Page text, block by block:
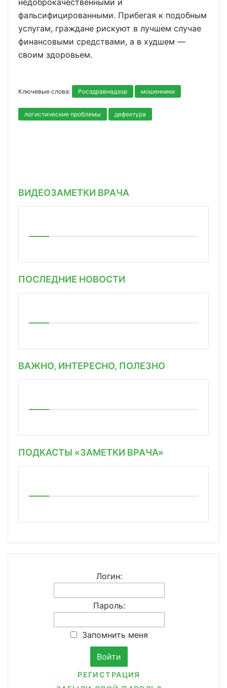
недоброкачественными и
фальсифицированными. Прибегая к подобным
услугам, граждане рискуют в лучшем случае
финансовыми средствами, а в худшем —
своим здоровьем.
Ключевые слова: Росздравнадзор мошенники
логистические проблемы дефектура
ВИДЕОЗАМЕТКИ ВРАЧА
ПОСЛЕДНИЕ НОВОСТИ
ВАЖНО, ИНТЕРЕСНО, ПОЛЕЗНО
ПОДКАСТЫ «ЗАМЕТКИ ВРАЧА»
Логин:
Пароль:
Запомнить меня
РЕГИСТРАЦИЯ